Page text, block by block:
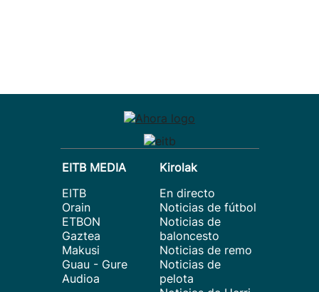
EITB MEDIA
EITB
Orain
ETBON
Gaztea
Makusi
Guau - Gure
Audioa
Kirolak
En directo
Noticias de fútbol
Noticias de
baloncesto
Noticias de remo
Noticias de
pelota